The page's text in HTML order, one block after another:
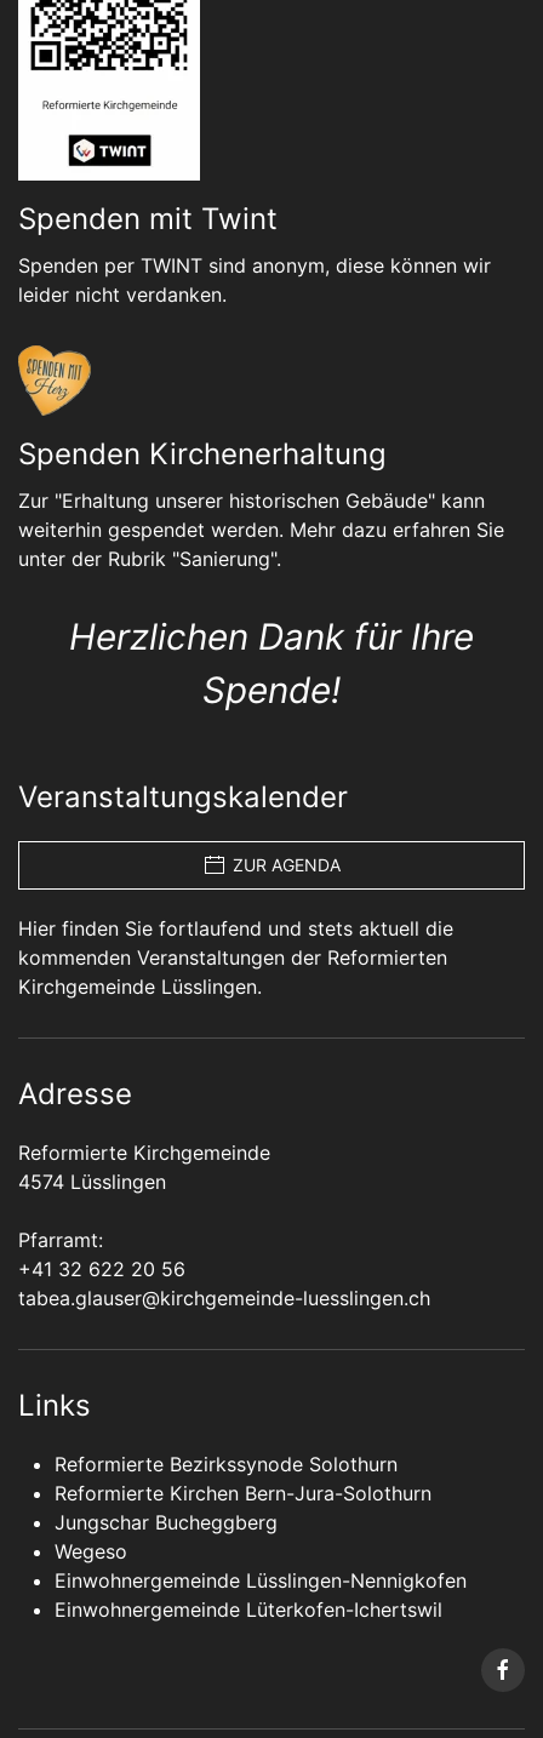
Spenden mit Twint
Spenden per TWINT sind anonym, diese können wir
leider nicht verdanken.
Spenden Kirchenerhaltung
Zur "Erhaltung unserer historischen Gebäude" kann
weiterhin gespendet werden. Mehr dazu erfahren Sie
unter der Rubrik "Sanierung".
Herzlichen Dank für Ihre
Spende!
Veranstaltungskalender
ZUR AGENDA
Hier finden Sie fortlaufend und stets aktuell die
kommenden Veranstaltungen der Reformierten
Kirchgemeinde Lüsslingen.
Adresse
Reformierte Kirchgemeinde
4574 Lüsslingen
Pfarramt:
+41 32 622 20 56
tabea.glauser@kirchgemeinde-luesslingen.ch
Links
Reformierte Bezirkssynode Solothurn
Reformierte Kirchen Bern-Jura-Solothurn
Jungschar Bucheggberg
Wegeso
Einwohnergemeinde Lüsslingen-Nennigkofen
Einwohnergemeinde Lüterkofen-Ichertswil